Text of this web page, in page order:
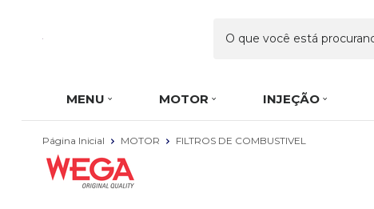
MENU MOTOR INJEÇÃO
Página Inicial MOTOR FILTROS DE COMBUSTIVEL